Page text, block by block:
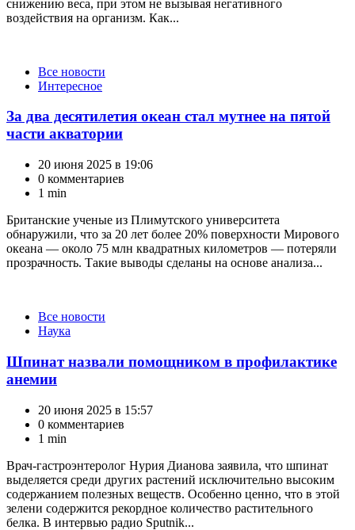
снижению веса, при этом не вызывая негативного
воздействия на организм. Как...
КатегорииВсе новости
Интересное
За два десятилетия океан стал мутнее на пятой
части акватории
20 июня 2025 в 19:06
0 комментариев
1 min
Британские ученые из Плимутского университета
обнаружили, что за 20 лет более 20% поверхности Мирового
океана — около 75 млн квадратных километров — потеряли
прозрачность. Такие выводы сделаны на основе анализа...
КатегорииВсе новости
Наука
Шпинат назвали помощником в профилактике
анемии
20 июня 2025 в 15:57
0 комментариев
1 min
Врач-гастроэнтеролог Нурия Дианова заявила, что шпинат
выделяется среди других растений исключительно высоким
содержанием полезных веществ. Особенно ценно, что в этой
зелени содержится рекордное количество растительного
белка. В интервью радио Sputnik...